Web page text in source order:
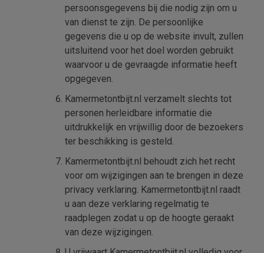
persoonsgegevens bij die nodig zijn om u
van dienst te zijn. De persoonlijke
gegevens die u op de website invult, zullen
uitsluitend voor het doel worden gebruikt
waarvoor u de gevraagde informatie heeft
opgegeven.
Kamermetontbijt.nl verzamelt slechts tot
personen herleidbare informatie die
uitdrukkelijk en vrijwillig door de bezoekers
ter beschikking is gesteld.
Kamermetontbijt.nl behoudt zich het recht
voor om wijzigingen aan te brengen in deze
privacy verklaring. Kamermetontbijt.nl raadt
u aan deze verklaring regelmatig te
raadplegen zodat u op de hoogte geraakt
van deze wijzigingen.